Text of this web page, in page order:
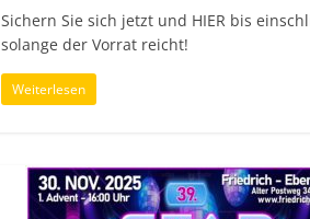
Sichern Sie sich jetzt und HIER bis
solange der Vorrat reicht!
Weiterlesen